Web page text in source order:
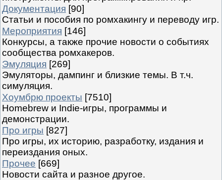
Документация [90]
Статьи и пособия по ромхакингу и переводу игр.
Мероприятия [146]
Конкурсы, а также прочие новости о событиях
сообщества ромхакеров.
Эмуляция [269]
Эмуляторы, дампинг и близкие темы. В т.ч.
симуляция.
Хоумбрю проекты [7510]
Homebrew и Indie-игры, программы и
демонстрации.
Про игры [827]
Про игры, их историю, разработку, издания и
переиздания оных.
Прочее [669]
Новости сайта и разное другое.